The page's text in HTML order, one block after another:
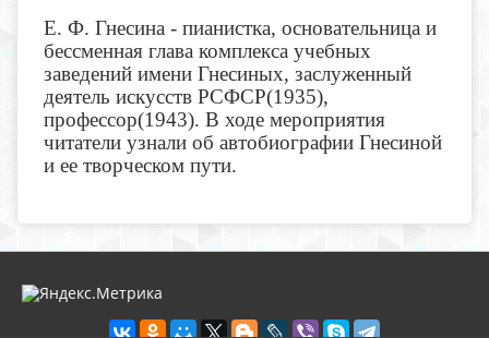
Е. Ф. Гнесина - пианистка, основательница и
бессменная глава комплекса учебных
заведений имени Гнесиных, заслуженный
деятель искусств РСФСР(1935),
профессор(1943). В ходе мероприятия
читатели узнали об автобиографии Гнесиной
и ее творческом пути.